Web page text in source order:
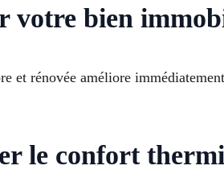
votre bien
et rénovée améliore
le confort